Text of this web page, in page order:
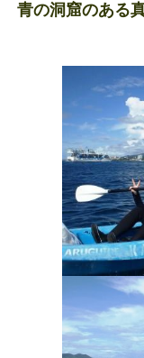
青の洞窟のある